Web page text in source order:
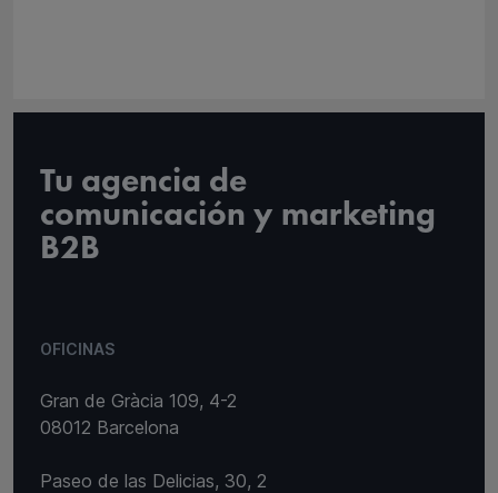
Tu agencia de
comunicación y marketing
B2B
OFICINAS
Gran de Gràcia 109, 4-2
08012 Barcelona
Paseo de las Delicias, 30, 2